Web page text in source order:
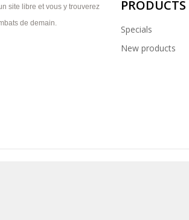
site libre et vous y trouverez
de demain.
PRODUCTS
Specials
New products